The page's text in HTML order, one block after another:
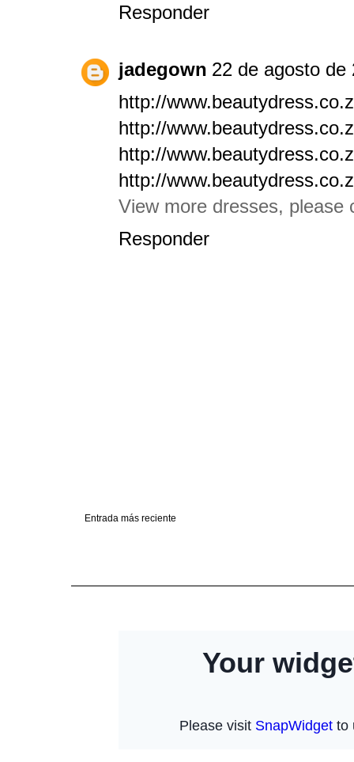
Responder
jadegown 22 de agosto de
http://
http://
http://
http://
View more dresses, please
Responder
Entrada más reciente